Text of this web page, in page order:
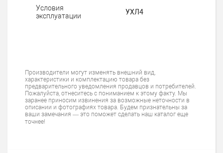
Условия
эксплуатации
УХЛ4
Производители могут изменять внешний вид,
характеристики и комплектацию товара без
предварительного уведомления продавцов и потребителей.
Пожалуйста, отнеситесь с пониманием к этому факту. Мы
заранее приносим извинения за возможные неточности в
описании и фотографиях товара. Будем признательны за
ваши замечания — это поможет сделать наш каталог еще
точнее!